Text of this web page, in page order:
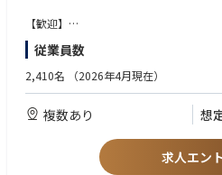
■災害時に必要な機能を一元的に集約
【仕事内容詳細】
国、地方公共団体、民間から依頼を受
に必要な分析、解析、構想、計画作成
タイムライン、広域避難の計画。大規
ワークに関する計画、津波避難に関す
【歓迎】
・建設コンサルタントもしくはシンクタ
・技術士もしくは気象予報士を保有して
・内閣府、国土交通省における防災計
・「防災」をやりたいが、これまでの
-設計のみの経験
-河川の解析のみの経験
従業員数
2,410名 （2026年4月現在）
複数あり 想
求人エン